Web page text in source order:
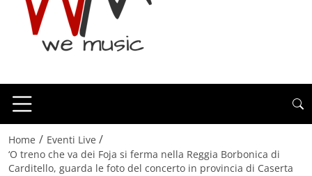
Home / Eventi Live /
‘O treno che va dei Foja si ferma nella Reggia Borbonica di
Carditello, guarda le foto del concerto in provincia di Caserta